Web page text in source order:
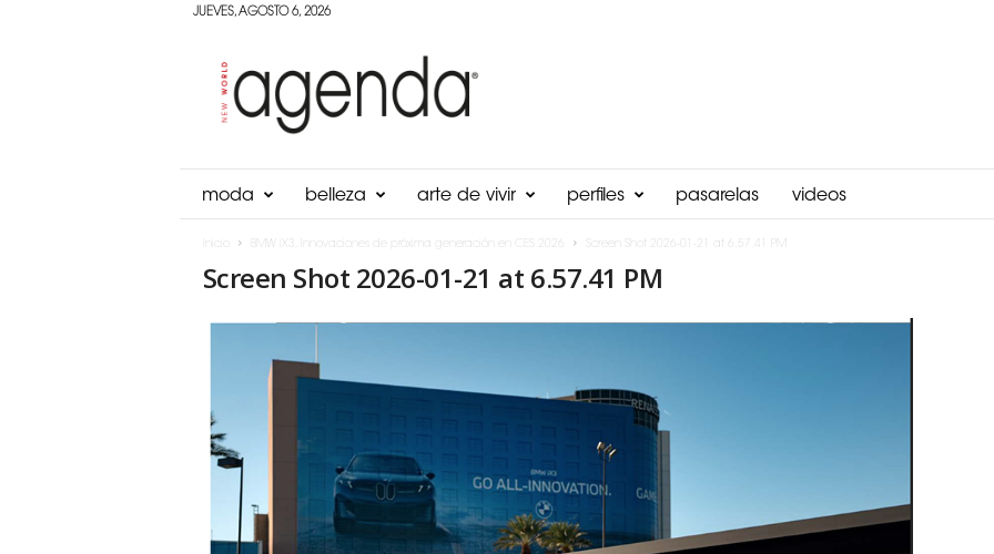
JUEVES, AGOSTO 6, 2026
Panama
moda belleza arte de vivir perfiles pasarelas videos
BMW iX3, Innovaciones de próxima generación en CES 2026 Screen Shot 2026-01-21 at 6.57.41 PM
Screen Shot 2026-01-21 at 6.57.41 PM